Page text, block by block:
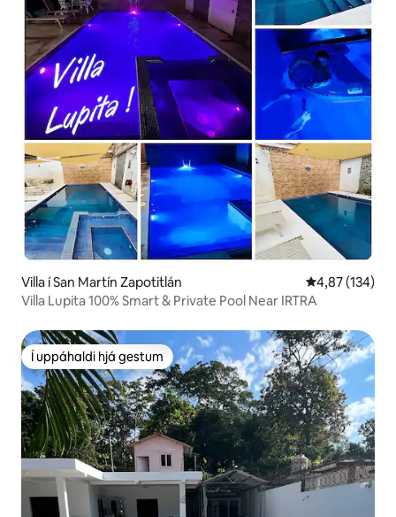
Villa í San Martín Zapotitlán 4,87 af 5 í
4,87 (134)
Villa Lupita 100% Smart & Private Pool Near IRTRA
Í uppáhaldi hjá gestum
Í uppáhaldi hjá gestum